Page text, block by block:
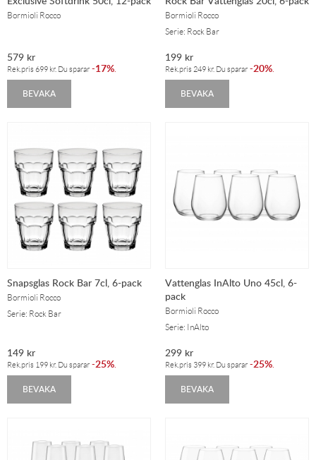
Bormioli Rocco
579 kr
Rek.pris 699 kr. Du sparar -17%.
BEVAKA
Bormioli Rocco
Serie: Rock Bar
199 kr
Rek.pris 249 kr. Du sparar -20%.
BEVAKA
Snapsglas Rock Bar 7cl, 6-pack
Bormioli Rocco
Serie: Rock Bar
149 kr
Rek.pris 199 kr. Du sparar -25%.
BEVAKA
Vattenglas InAlto Uno 45cl, 6-
pack
Bormioli Rocco
Serie: InAlto
299 kr
Rek.pris 399 kr. Du sparar -25%.
BEVAKA